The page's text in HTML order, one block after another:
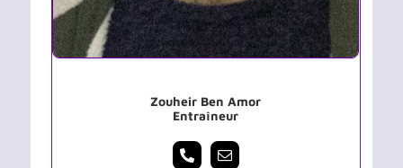
Zouheir Ben Amor
Entraîneur